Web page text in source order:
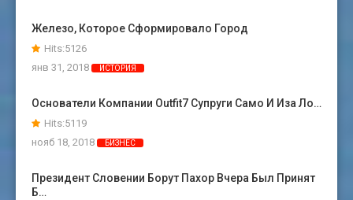
Железо, Которое Сформировало Город
Hits:5126
янв 31, 2018
ИСТОРИЯ
Основатели Компании Outfit7 Супруги Само И Иза Ло…
Hits:5119
нояб 18, 2018
БИЗНЕС
Президент Словении Борут Пахор Вчера Был Принят
Б…